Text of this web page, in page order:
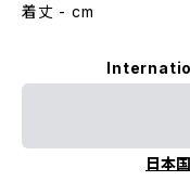
着丈 - cm
日本